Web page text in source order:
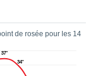
de rosée pour les 14
37°
34°